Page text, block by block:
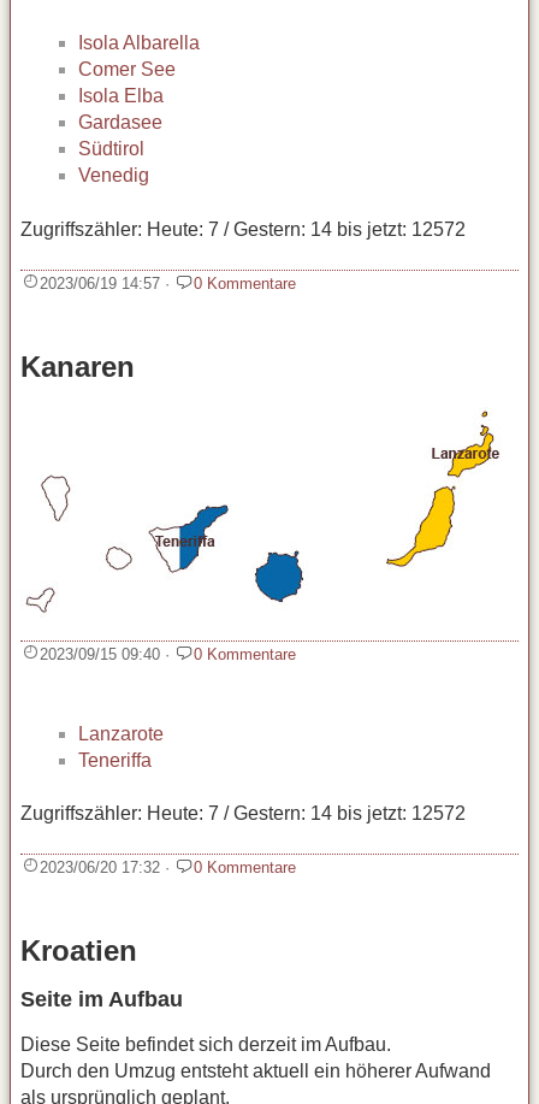
Isola Albarella
Comer See
Isola Elba
Gardasee
Südtirol
Venedig
Zugriffszähler: Heute: 7 / Gestern: 14 bis jetzt: 12572
2023/06/19 14:57 · 0 Kommentare
Kanaren
2023/09/15 09:40 · 0 Kommentare
Lanzarote
Teneriffa
Zugriffszähler: Heute: 7 / Gestern: 14 bis jetzt: 12572
2023/06/20 17:32 · 0 Kommentare
Kroatien
Seite im Aufbau
Diese Seite befindet sich derzeit im Aufbau.
Durch den Umzug entsteht aktuell ein höherer Aufwand
als ursprünglich geplant.